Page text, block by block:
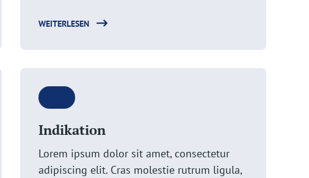
WEITERLESEN
Indikation
Lorem ipsum dolor sit amet, consectetur
adipiscing elit. Cras molestie rutrum ligula,